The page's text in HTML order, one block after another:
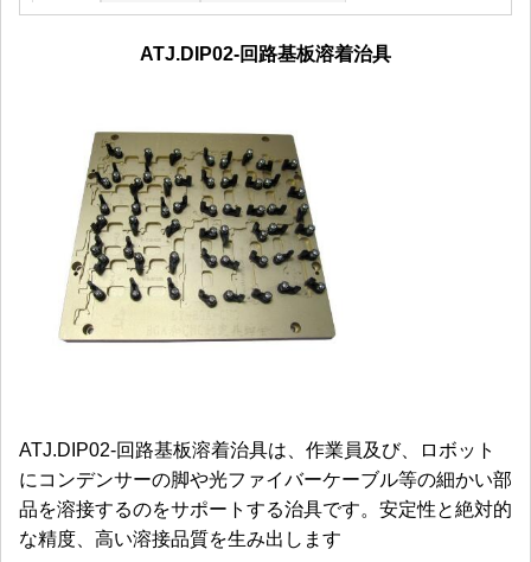
ATJ.DIP02-回路基板溶着治具
ATJ.DIP02-回路基板溶着治具は、作業員及び、ロボット
にコンデンサーの脚や光ファイバーケーブル等の細かい部
品を溶接するのをサポートする治具です。安定性と絶対的
な精度、高い溶接品質を生み出します